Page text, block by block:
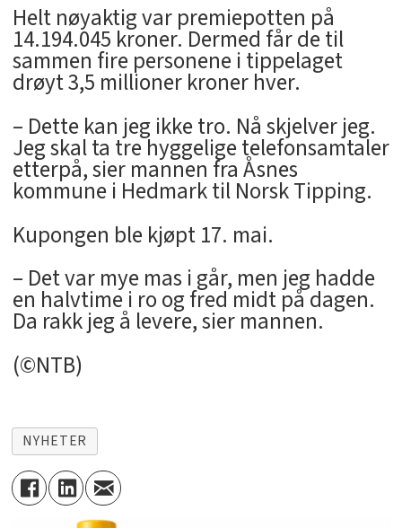
Helt nøyaktig var premiepotten på
14.194.045 kroner. Dermed får de til
sammen fire personene i tippelaget
drøyt 3,5 millioner kroner hver.
– Dette kan jeg ikke tro. Nå skjelver jeg.
Jeg skal ta tre hyggelige telefonsamtaler
etterpå, sier mannen fra Åsnes
kommune i Hedmark til Norsk Tipping.
Kupongen ble kjøpt 17. mai.
– Det var mye mas i går, men jeg hadde
en halvtime i ro og fred midt på dagen.
Da rakk jeg å levere, sier mannen.
(©NTB)
NYHETER